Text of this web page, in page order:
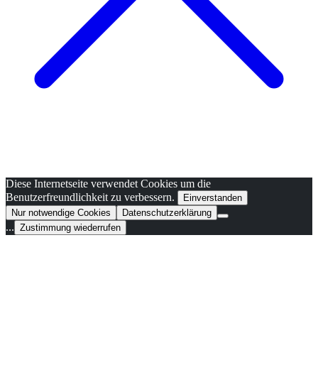
Diese Internetseite verwendet Cookies um die
Benutzerfreundlichkeit zu verbessern.
Einverstanden
Nur notwendige Cookies
Datenschutzerklärung
... Zustimmung wiederrufen